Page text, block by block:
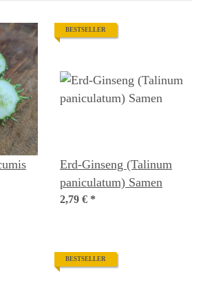
BESTSELLER
Erd-Ginseng (Talinum
paniculatum) Samen
2,79 € *
BESTSELLER